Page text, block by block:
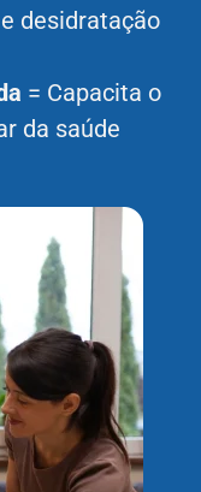
desidratação
= Capacita o
da saúde